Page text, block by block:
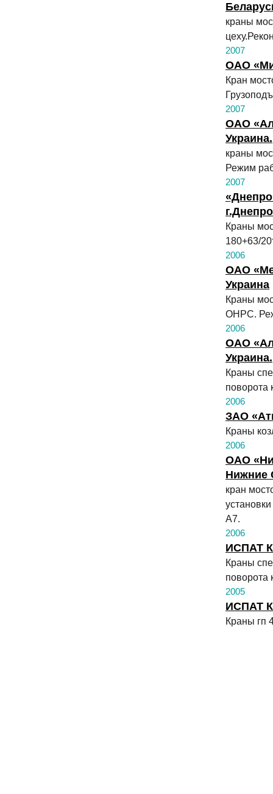
краны
2007
ОАО
Кран
2007
ОАО
Украина.
краны
Режим
2007
Краны
180+63/
2006
ОАО
Украина
Краны
ОНРС.
2006
ОАО
Украина.
Краны
поворота
2006
ЗАО
Краны
2006
ОАО
Нижние
кран
А7.
2006
ИСПАТ
Краны
поворота
2005
ИСПАТ
Краны гп